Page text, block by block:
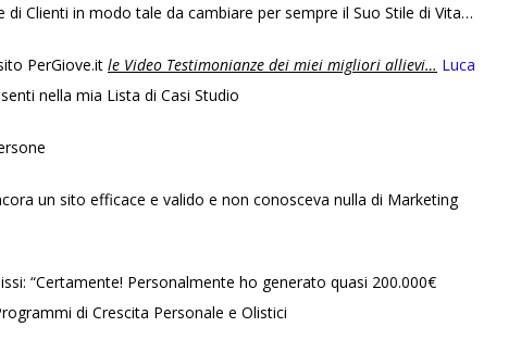
Clienti in modo tale da cambiare per sempre il Suo Stile di Vita…
PerGiove.it le Video Testimonianze dei miei migliori allievi… Luca
nella mia Lista di Casi Studio
un sito efficace e valido e non conosceva nulla di Marketing
“Certamente! Personalmente ho generato quasi 200.000€
di Crescita Personale e Olistici